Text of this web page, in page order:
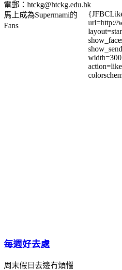
電郵：htckg@htckg.edu.hk
馬上成為Supermami的
Fans
url=http://
width=300
action=like
每週好去處
周末假日去邊冇煩惱